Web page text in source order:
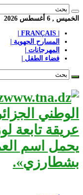
الخميس , 6 أغسطس 2026
المسارح الجهوية |
المهرجانات |
فضاء الطفل |
الوطني
عريقة تابعة
يحمل اسم
بشطارزي».